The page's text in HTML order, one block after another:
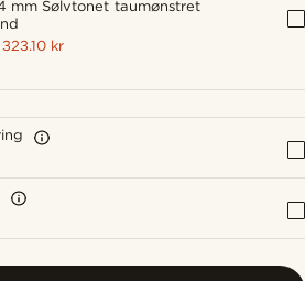
mm Sølvtonet taumønstret
323.10 kr